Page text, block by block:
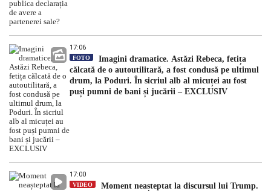
17:06
FOTO
Imagini dramatice. Astăzi Rebeca, fetița
călcată de o autoutilitară, a fost condusă pe ultimul
drum, la Poduri. În sicriul alb al micuței au fost
puși pumni de bani și jucării – EXCLUSIV
17:00
VIDEO
Moment neașteptat la discursul lui Trump.